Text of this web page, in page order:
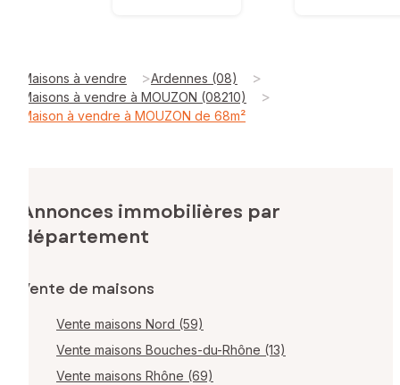
Maisons à vendre >Ardennes (08) >
Maisons à vendre à MOUZON (08210) >
Maison à vendre à MOUZON de 68m²
Annonces immobilières par
département
Vente de maisons
Vente maisons Nord (59)
Vente maisons Bouches-du-Rhône (13)
Vente maisons Rhône (69)